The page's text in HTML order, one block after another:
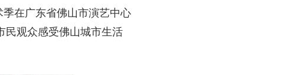
在广东省佛山市演艺中心
民观众感受佛山城市生活